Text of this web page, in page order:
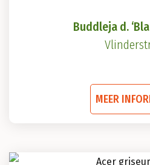
Buddleja d.
MEER